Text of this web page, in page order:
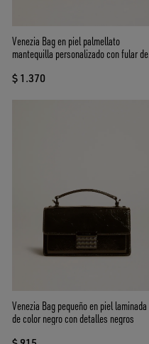
Venezia Bag en piel palmellato
mantequilla personalizado con fular de
$ 1.370
Venezia Bag pequeño en piel laminada
de color negro con detalles negros